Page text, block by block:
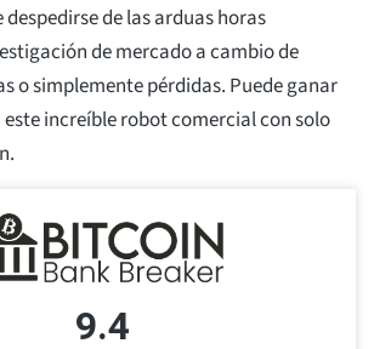
de las arduas horas
de mercado a cambio de
o simplemente pérdidas. Puede ganar
increíble robot comercial con solo
9.4